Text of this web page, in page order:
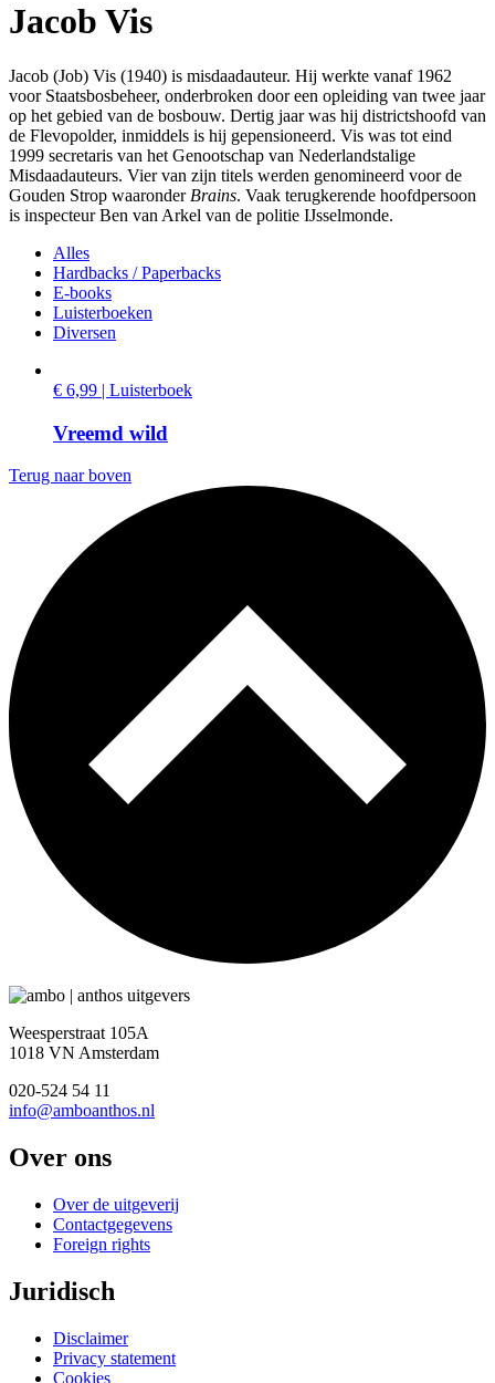
Jacob Vis
Jacob (Job) Vis (1940) is misdaadauteur. Hij werkte vanaf 1962
voor Staatsbosbeheer, onderbroken door een opleiding van twee jaar
op het gebied van de bosbouw. Dertig jaar was hij districtshoofd van
de Flevopolder, inmiddels is hij gepensioneerd. Vis was tot eind
1999 secretaris van het Genootschap van Nederlandstalige
Misdaadauteurs. Vier van zijn titels werden genomineerd voor de
Gouden Strop waaronder Brains. Vaak terugkerende hoofdpersoon
is inspecteur Ben van Arkel van de politie IJsselmonde.
Alles
Hardbacks / Paperbacks
E-books
Luisterboeken
Diversen
€ 6,99 | Luisterboek
Vreemd wild
Terug naar boven
Weesperstraat 105A
1018 VN Amsterdam
020-524 54 11
info@amboanthos.nl
Over ons
Over de uitgeverij
Contactgegevens
Foreign rights
Juridisch
Disclaimer
Privacy statement
Cookies